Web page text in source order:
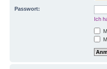
Passwort:
Ich